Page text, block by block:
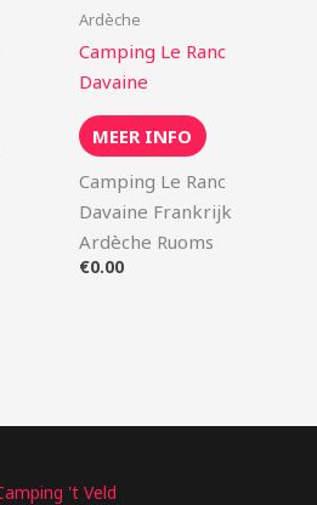
Ardèche
Camping Le Ranc
Davaine
MEER INFO
Camping Le Ranc
Davaine Frankrijk
Ardèche Ruoms
€0.00